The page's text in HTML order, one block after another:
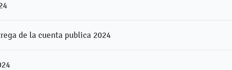
de la cuenta publica 2024